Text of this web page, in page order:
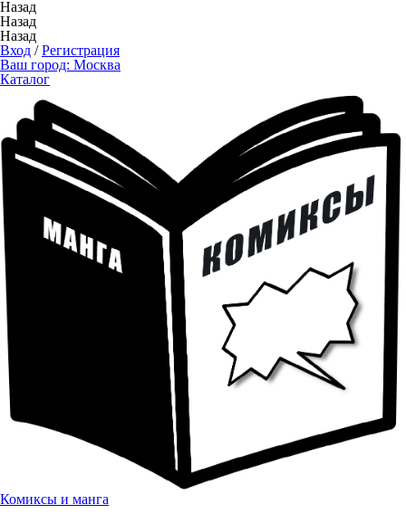
Назад
Назад
Назад
Вход /Регистрация
Ваш город: Москва
Каталог
Комиксы и манга